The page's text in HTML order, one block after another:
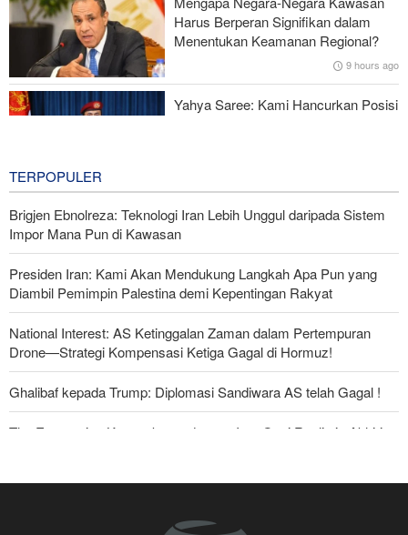
Gagal dalam Perang dengan Iran, Dua Pejabat Senior Mossad
Dipecat
Harus Berperan Signifikan dalam
Menentukan Keamanan Regional?
9 hours ago
Yahya Saree: Kami Hancurkan Posisi
TERPOPULER
Brigjen Ebnolreza: Teknologi Iran Lebih Unggul daripada Sistem
Impor Mana Pun di Kawasan
Presiden Iran: Kami Akan Mendukung Langkah Apa Pun yang
Diambil Pemimpin Palestina demi Kepentingan Rakyat
National Interest: AS Ketinggalan Zaman dalam Pertempuran
Drone—Strategi Kompensasi Ketiga Gagal di Hormuz!
Ghalibaf kepada Trump: Diplomasi Sandiwara AS telah Gagal !
The Economist: Kesepakatan dengan Iran Opsi Realistis Akhiri